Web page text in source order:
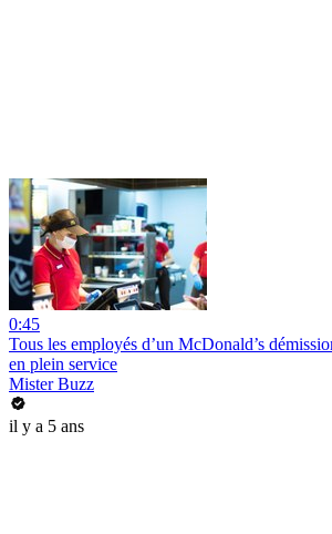
0:45
Tous les employés d’un McDonald’s
en plein service
Mister Buzz
il y a 5 ans